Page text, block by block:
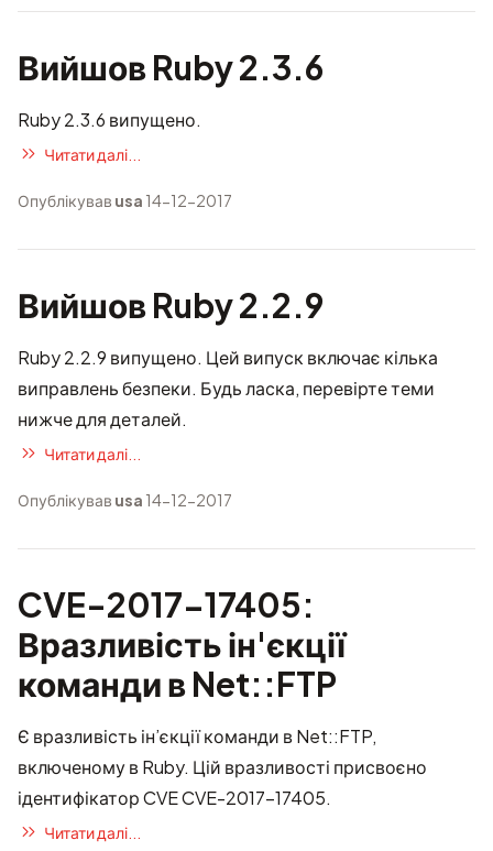
Вийшов Ruby 2.3.6
Ruby 2.3.6 випущено.
Читати далі...
Опублікував usa 14-12-2017
Вийшов Ruby 2.2.9
Ruby 2.2.9 випущено. Цей випуск включає кілька
виправлень безпеки. Будь ласка, перевірте теми
нижче для деталей.
Читати далі...
Опублікував usa 14-12-2017
CVE-2017-17405:
Вразливість ін'єкції
команди в Net::FTP
Є вразливість ін’єкції команди в Net::FTP,
включеному в Ruby. Цій вразливості присвоєно
ідентифікатор CVECVE-2017-17405.
Читати далі...